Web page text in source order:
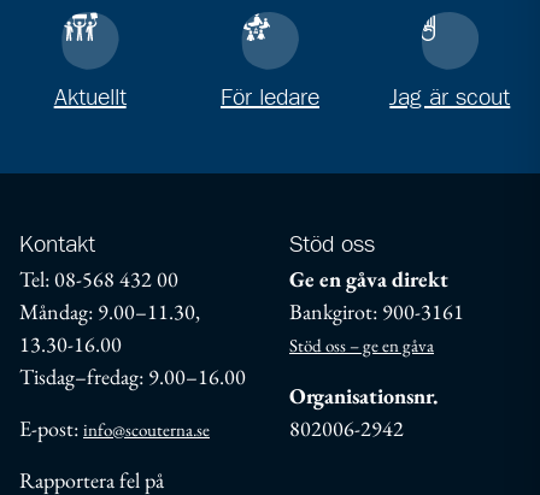
Aktuellt För ledare Jag är scout
Kontakt
Tel: 08-568 432 00
Måndag: 9.00–11.30,
13.30-16.00
Tisdag–fredag: 9.00–16.00
E-post: info@scouterna.se
Rapportera fel på
Stöd oss
Ge en gåva direkt
Bankgirot: 900-3161
Stöd oss – ge en gåva
Organisationsnr.
802006-2942